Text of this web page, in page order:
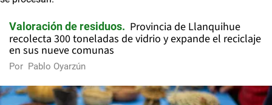
Valoración de residuos
Provincia de Llanquihue
recolecta 300 toneladas de vidrio y expande el reciclaje
en sus nueve comunas
Por Pablo Oyarzún